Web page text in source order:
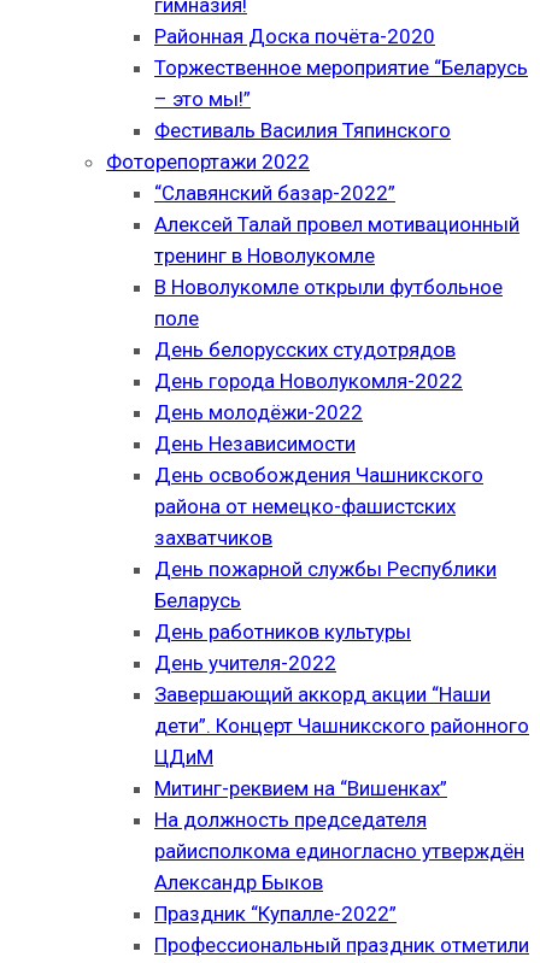
гимназия!
Районная Доска почёта-2020
Торжественное мероприятие “Беларусь
– это мы!”
Фестиваль Василия Тяпинского
Фоторепортажи 2022
“Славянский базар-2022”
Алексей Талай провел мотивационный
тренинг в Новолукомле
В Новолукомле открыли футбольное
поле
День белорусских студотрядов
День города Новолукомля-2022
День молодёжи-2022
День Независимости
День освобождения Чашникского
района от немецко-фашистских
захватчиков
День пожарной службы Республики
Беларусь
День работников культуры
День учителя-2022
Завершающий аккорд акции “Наши
дети”. Концерт Чашникского районного
ЦДиМ
Митинг-реквием на “Вишенках”
На должность председателя
райисполкома единогласно утверждён
Александр Быков
Праздник “Купалле-2022”
Профессиональный праздник отметили